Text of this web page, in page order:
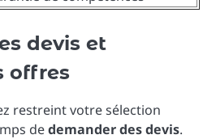
devis et
offres
restreint votre sélection
dedemander des devis.